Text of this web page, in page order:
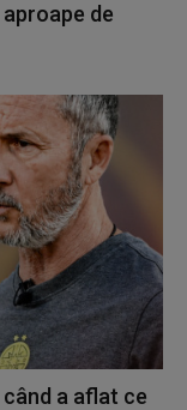
de
când a aflat ce